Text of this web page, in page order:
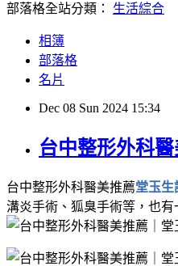
部落格全站分類： 生活綜合
相簿
部落格
名片
Dec 08 Sun 2024 15:34
台中整形外科
台中整形外科醫美推薦堂玉生
溝炎手術、狐臭手術等，也